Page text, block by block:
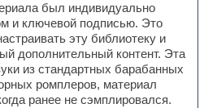
был индивидуально
и ключевой подписью. Это
эту библиотеку и
дополнительный контент. Эта
из стандартных барабанных
ромплеров, материал
ранее не сэмплировался.